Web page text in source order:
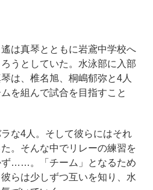
は真琴とともに岩鳶中学校へ
うとしていた。水泳部に入部
は、椎名旭、桐嶋郁弥と4人
を組んで試合を目指すこと
な4人。そして彼らにはそれ
。そんな中でリレーの練習を
ず……。「チーム」となるため
らは少しずつ互いを知り、水